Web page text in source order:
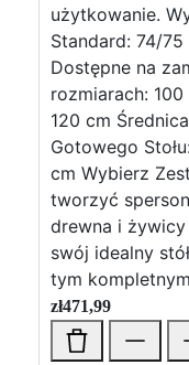
użytkowanie.
Standard: 74/
Dostępne na
rozmiarach:
120 cm
Gotowego
cm Wybierz
tworzyć
drewna i
swój idealny
tym
zł471,99